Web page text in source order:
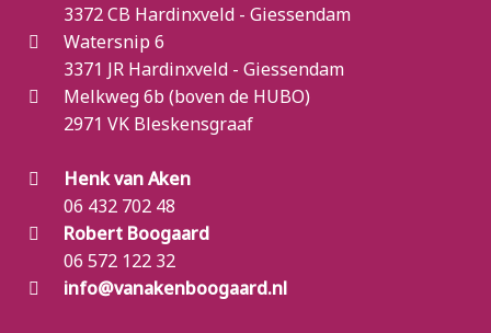
3372 CB Hardinxveld - Giessendam
Watersnip 6
3371 JR Hardinxveld - Giessendam
Melkweg 6b (boven de HUBO)
2971 VK Bleskensgraaf
Henk van Aken
06 432 702 48
Robert Boogaard
06 572 122 32
info@vanakenboogaard.nl